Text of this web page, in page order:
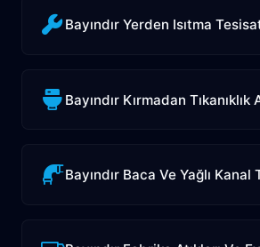
Bayındır Yerden Isıtma
Bayındır Kırmadan Tıkanıklık
Bayındır Baca Ve Yağlı Kanal